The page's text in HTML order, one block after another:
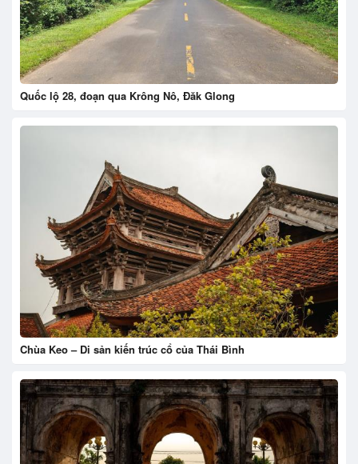
Quốc lộ 28, đoạn qua Krông Nô, Đăk Glong
Chùa Keo – Di sản kiến trúc cổ của Thái Bình